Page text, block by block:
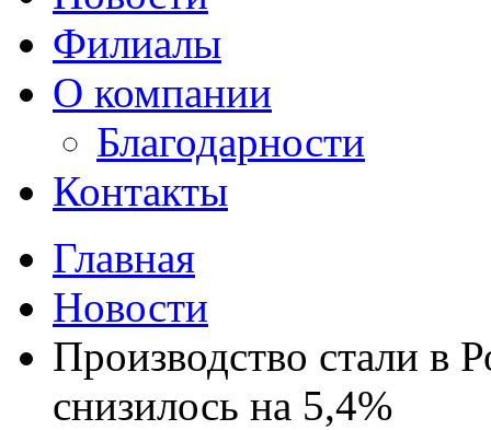
Филиалы
О компании
Благодарности
Контакты
Главная
Новости
Производство стали в
снизилось на 5,4%